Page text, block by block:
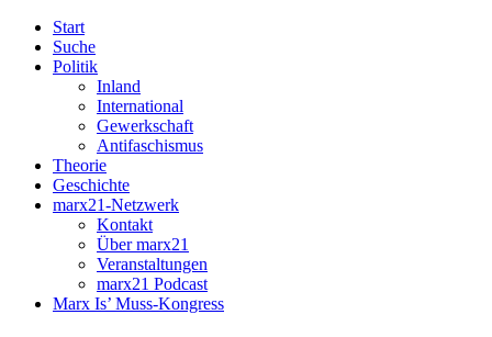
Start
Suche
Politik
Inland
International
Gewerkschaft
Antifaschismus
Theorie
Geschichte
marx21-Netzwerk
Kontakt
Über marx21
Veranstaltungen
marx21 Podcast
Marx Is’ Muss-Kongress